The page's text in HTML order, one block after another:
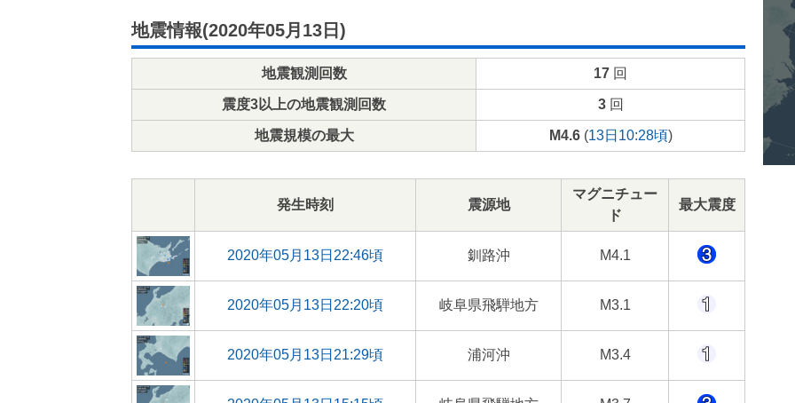
地震情報(2020年05月13日)
地震観測回数 17 回
震度3以上の地震観測回数 3回
地震規模の最大 M4.6(13日10:28頃)
発生時刻 震源地
マグニチュー
ド
最大震度
2020年05月13日22:46頃 釧路沖 M4.1
2020年05月13日22:20頃 岐阜県飛騨地方 M3.1
2020年05月13日21:29頃 浦河沖 M3.4